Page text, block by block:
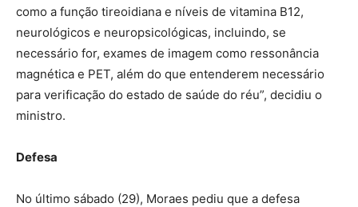
como a função tireoidiana e níveis de vitamina B12,
neurológicos e neuropsicológicas, incluindo, se
necessário for, exames de imagem como ressonância
magnética e PET, além do que entenderem necessário
para verificação do estado de saúde do réu”, decidiu o
ministro.
Defesa
No último sábado (29), Moraes pediu que a defesa